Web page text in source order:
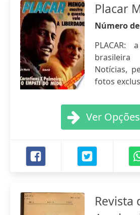
Placar
Número
PLACAR:
Notícias,
fotos
Ver Opções
Revista